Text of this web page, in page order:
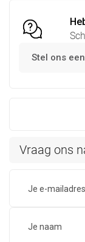
Stel ons
Vraag ons